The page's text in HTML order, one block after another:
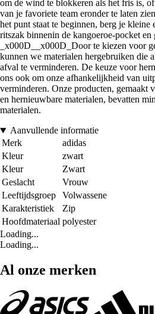
om de wind te blokkeren als het fris is,
van je favoriete team eronder te laten
het punt staat te beginnen, berg je kleine
ritszak binnenin de kangoeroe-pocket en
_x000D__x000D_Door te kiezen voor
kunnen we materialen hergebruiken die
afval te verminderen. De keuze voor
ons ook om onze afhankelijkheid van
verminderen. Onze producten, gemaakt
en hernieuwbare materialen, bevatten
materialen.
Aanvullende informatie
Merk
adidas
Kleur
zwart
Kleur
Zwart
Geslacht
Vrouw
Leeftijdsgroep
Volwassene
Karakteristiek
Zip
Hoofdmateriaal polyester
Loading...
Loading...
Al onze merken